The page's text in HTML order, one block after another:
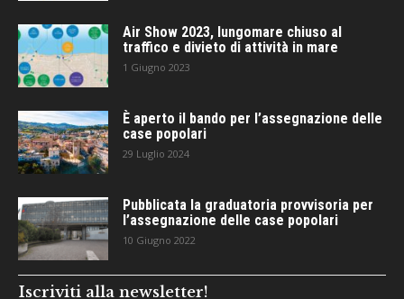
Air Show 2023, lungomare chiuso al
traffico e divieto di attività in mare
1 Giugno 2023
È aperto il bando per l’assegnazione delle
case popolari
29 Luglio 2024
Pubblicata la graduatoria provvisoria per
l’assegnazione delle case popolari
10 Giugno 2022
Iscriviti alla newsletter!